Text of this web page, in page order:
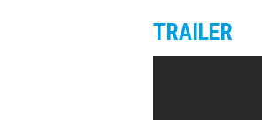
TRAILER